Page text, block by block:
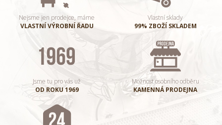
Nejsme jen prodejce, máme
VLASTNÍ VÝROBNÍ ŘADU
Vlastní sklady
99% ZBOŽÍ SKLADEM
Jsme tu pro vás už
OD ROKU 1969
Možnost osobního odběru
KAMENNÁ PRODEJNA